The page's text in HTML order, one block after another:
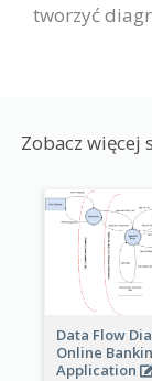
tworzyć
Zobacz więcej
Data Flow
Online
Application